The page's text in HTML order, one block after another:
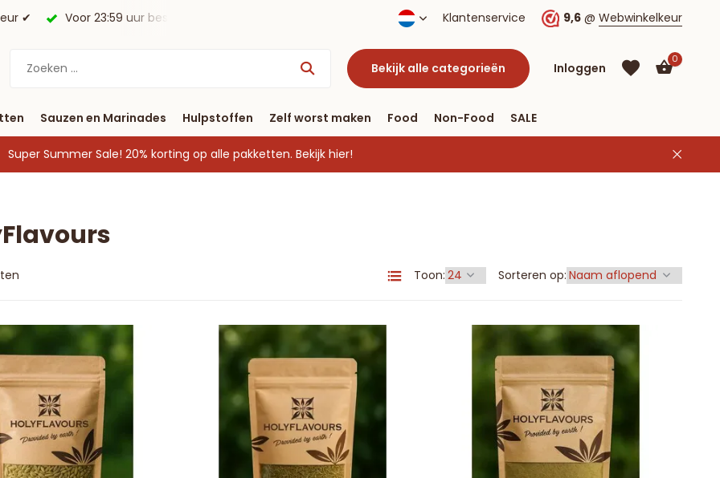
in huis*. Gratis verzending vanaf € 40 Klantenservice 9,6 @ Webwinkelkeur
Bekijk alle categorieën Inloggen
0
Sauzen en Marinades Hulpstoffen Zelf worst maken Food Non-Food SALE
Super Summer Sale! 20% korting op alle pakketten. Bekijk hier!
Toon: Sorteren op: